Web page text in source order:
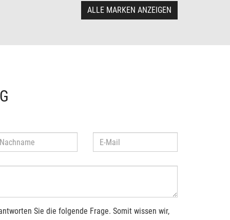
ALLE MARKEN ANZEIGEN
Sie die folgende Frage. Somit wissen wir,